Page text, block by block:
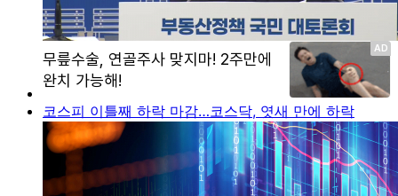
코스피 이틀째 하락 마감…코스닥, 엿새 만에 하락